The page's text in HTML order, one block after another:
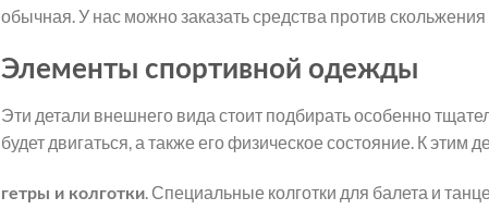
обычная. У нас можно заказать средства против
Элементы спортивной одежды
Эти детали внешнего вида стоит подбирать особенно
будет двигаться, а также его физическое состояние. К этим
гетры и колготки. Специальные колготки для балета и